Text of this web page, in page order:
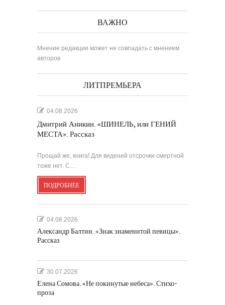
ВАЖНО
Мнение редакции может не совпадать с мнением
авторов
ЛИТПРЕМЬЕРА
04.08.2026
Дмитрий Аникин. «ШИНЕЛЬ, или ГЕНИЙ
МЕСТА». Рассказ
Прощай же, книга! Для видений отсрочки смертной
тоже нет. С…
ПОДРОБНЕЕ
04.08.2026
Александр Балтин. «Знак знаменитой певицы».
Рассказ
30.07.2026
Елена Сомова. «Не покинутые небеса». Стихо-
проза